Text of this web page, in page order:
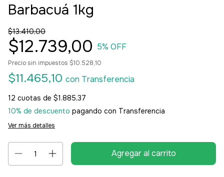
Barbacuá 1kg
$13.410,00
$12.739,00 5% OFF
Precio sin impuestos $10.528,10
$11.465,10 con Transferencia
12 cuotas de $1.885,37
10% de descuento pagando con Transferencia
Ver más detalles